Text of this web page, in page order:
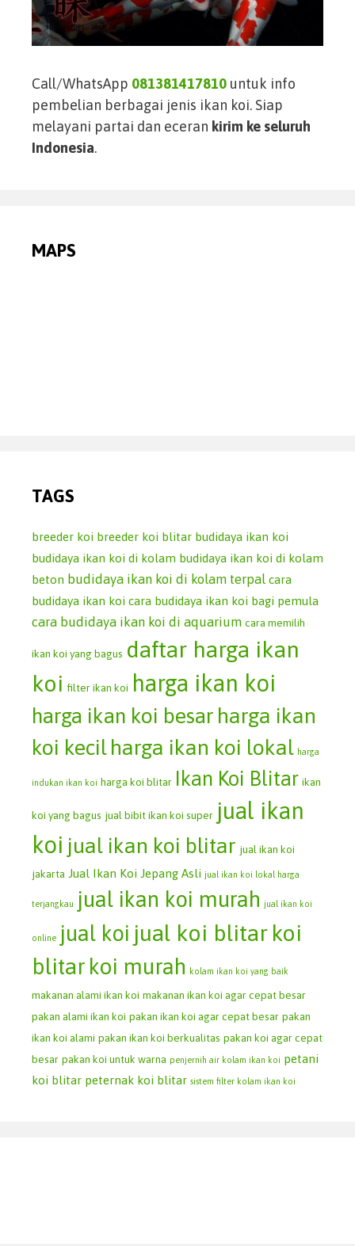
Call/WhatsApp 081381417810 untuk info
pembelian berbagai jenis ikan koi. Siap
melayani partai dan eceran kirim ke seluruh
Indonesia.
MAPS
TAGS
breeder koi breeder koi blitar budidaya ikan koi
budidaya ikan koi di kolam budidaya ikan koi di kolam
beton budidaya ikan koi di kolam terpal cara
budidaya ikan koi cara budidaya ikan koi bagi pemula
cara budidaya ikan koi di aquarium cara memilih
ikan koi yang bagus daftar harga ikan
koi filter ikan koi harga ikan koi
harga ikan koi besar harga ikan
koi kecilharga ikan koi lokal harga
indukan ikan koi harga koi blitar Ikan Koi Blitar ikan
koi yang bagus jual bibit ikan koi super jual ikan
koi jual ikan koi blitar jual ikan koi
jakarta Jual Ikan Koi Jepang Asli jual ikan koi lokal harga
terjangkau jual ikan koi murah jual ikan koi
online jual koi jual koi blitar koi
blitar koi murah kolam ikan koi yang baik
makanan alami ikan koi makanan ikan koi agar cepat besar
pakan alami ikan koi pakan ikan koi agar cepat besar pakan
ikan koi alami pakan ikan koi berkualitas pakan koi agar cepat
besar pakan koi untuk warna penjernih air kolam ikan koi petani
koi blitar peternak koi blitar sistem filter kolam ikan koi